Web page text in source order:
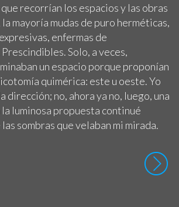
recorrían los espacios y las obras
mayoría mudas de puro herméticas,
enfermas de
Solo, a veces,
un espacio porque proponían
quimérica: este u oeste. Yo
dirección; no, ahora ya no, luego, una
luminosa propuesta continué
sombras que velaban mi mirada.